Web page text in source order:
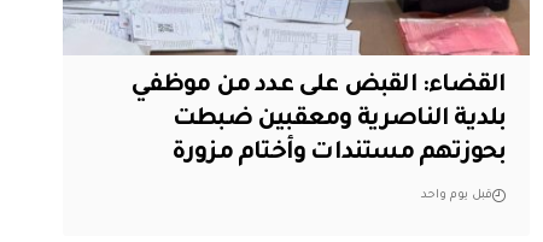
القضاء: القبض على عدد من موظفي
بلدية الناصرية ومعقبين ضبطت
بحوزتهم مستندات وأختام مزورة
قبل يوم واحد